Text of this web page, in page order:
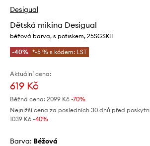
Desigual
Dětská mikina Desigual
béžová barva, s potiskem, 25SGSK11
-40% *-5 % s kódem: LST
Aktuální cena:
619 Kč
Běžná cena: 2099 Kč -70%
Nejnižší cena za posledních 30 dnů před
1039 Kč -40%
Barva: béžová